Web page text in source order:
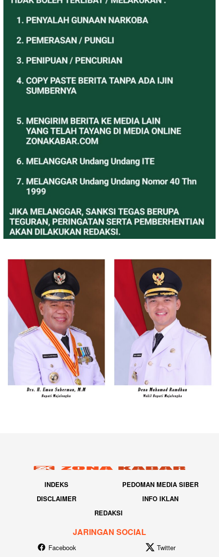
INDEKS
PEDOMAN MEDIA SIBER
DISCLAIMER
INFO IKLAN
REDAKSI
JARINGAN SOCIAL
Facebook Twitter